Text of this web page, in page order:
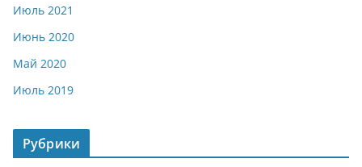
Июль 2021
Июнь 2020
Май 2020
Июль 2019
Рубрики